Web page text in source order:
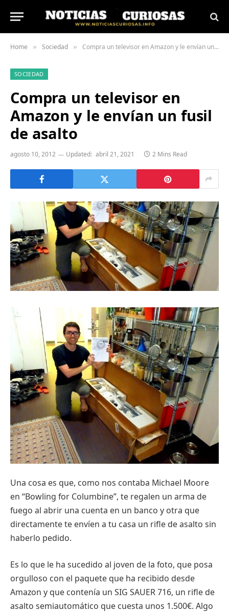
Home » Sociedad » Compra un televisor en Amazon y le envían un fusil de asalto
SOCIEDAD
Compra un televisor en
Amazon y le envían un fusil
de asalto
agosto 10, 2012 Updated: abril 21, 2021 2 Mins Read
Una cosa es que, como nos contaba Michael Moore
en “Bowling for Columbine”, te regalen un arma de
fuego al abrir una cuenta en un banco y otra que
directamente te envíen a tu casa un rifle de asalto sin
haberlo pedido.
Es lo que le ha sucedido al joven de la foto, que posa
orgulloso con el paquete que ha recibido desde
Amazon y que contenía un SIG SAUER 716, un rifle de
asalto semiautomático que cuesta unos 1.500€. Algo